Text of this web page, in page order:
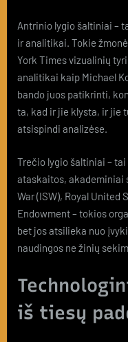
Antrinio lygio šaltiniai –
ir analitikai. Tokie
York Times vizualinių
analitikai kaip Michael
bando juos patikrinti,
ta, kad ir jie klysta, ir jie
atsispindi analizėse.
Trečio lygio šaltiniai –
ataskaitos, akademiniai
War (ISW), Royal United
Endowment – tokios
bet jos atsilieka nuo
naudingos ne žinių
iš tiesų